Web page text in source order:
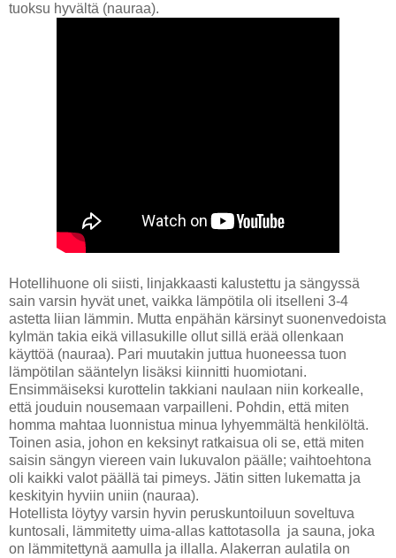
tuoksu hyvältä (nauraa).
Hotellihuone oli siisti, linjakkaasti kalustettu ja sängyssä
sain varsin hyvät unet, vaikka lämpötila oli itselleni 3-4
astetta liian lämmin. Mutta enpähän kärsinyt suonenvedoista
kylmän takia eikä villasukille ollut sillä erää ollenkaan
käyttöä (nauraa). Pari muutakin juttua huoneessa tuon
lämpötilan sääntelyn lisäksi kiinnitti huomiotani.
Ensimmäiseksi kurottelin takkiani naulaan niin korkealle,
että jouduin nousemaan varpailleni. Pohdin, että miten
homma mahtaa luonnistua minua lyhyemmältä henkilöltä.
Toinen asia, johon en keksinyt ratkaisua oli se, että miten
saisin sängyn viereen vain lukuvalon päälle; vaihtoehtona
oli kaikki valot päällä tai pimeys. Jätin sitten lukematta ja
keskityin hyviin uniin (nauraa).
Hotellista löytyy varsin hyvin peruskuntoiluun soveltuva
kuntosali, lämmitetty uima-allas kattotasolla ja sauna, joka
on lämmitettynä aamulla ja illalla. Alakerran aulatila on